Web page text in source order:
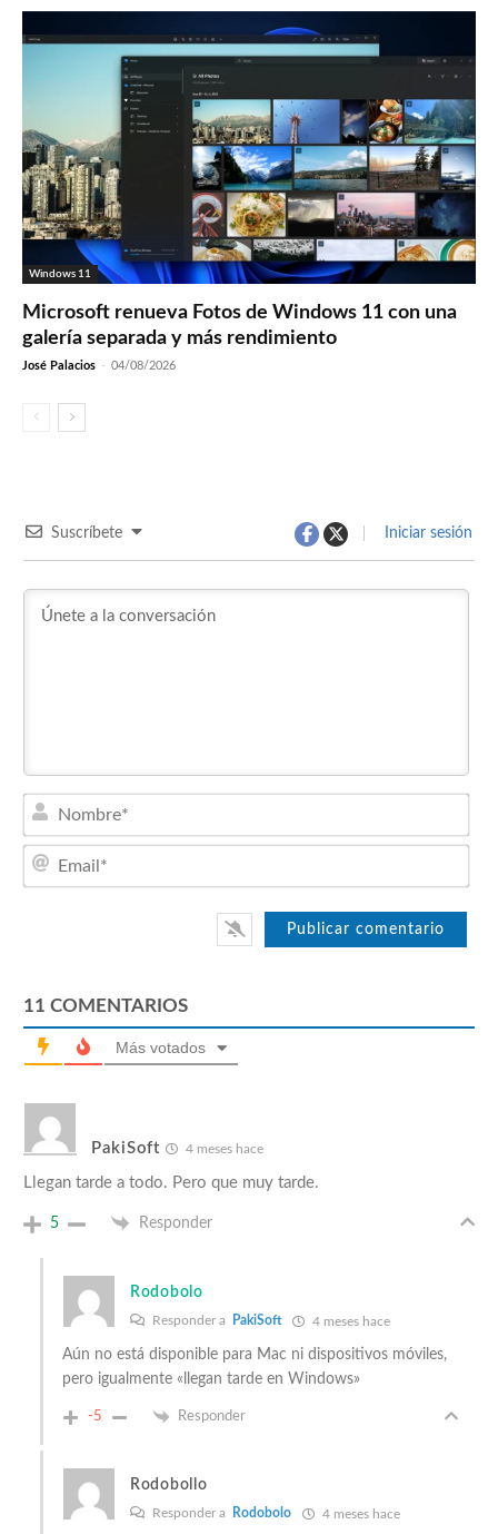
Windows 11
Microsoft renueva Fotos de Windows 11 con una
galería separada y más rendimiento
José Palacios - 04/08/2026
Suscríbete Iniciar sesión
11 COMENTARIOS
Más votados
PakiSoft 4 meses hace
Llegan tarde a todo. Pero que muy tarde.
5 Responder
Rodobolo
Responder a PakiSoft 4 meses hace
Aún no está disponible para Mac ni dispositivos móviles,
pero igualmente «llegan tarde en Windows»
-5 Responder
Rodobollo
Responder a Rodobolo 4 meses hace